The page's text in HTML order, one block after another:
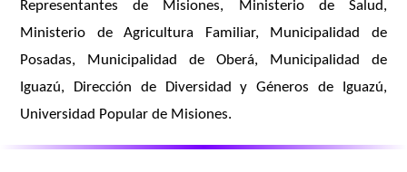
Representantes de Misiones, Ministerio de Salud,
Ministerio de Agricultura Familiar, Municipalidad de
Posadas, Municipalidad de Oberá, Municipalidad de
Iguazú, Dirección de Diversidad y Géneros de Iguazú,
Universidad Popular de Misiones.